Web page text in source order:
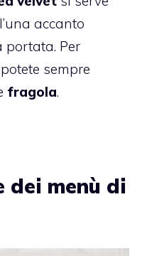
accanto
portata. Per
sempre
fragola.
dei menù di